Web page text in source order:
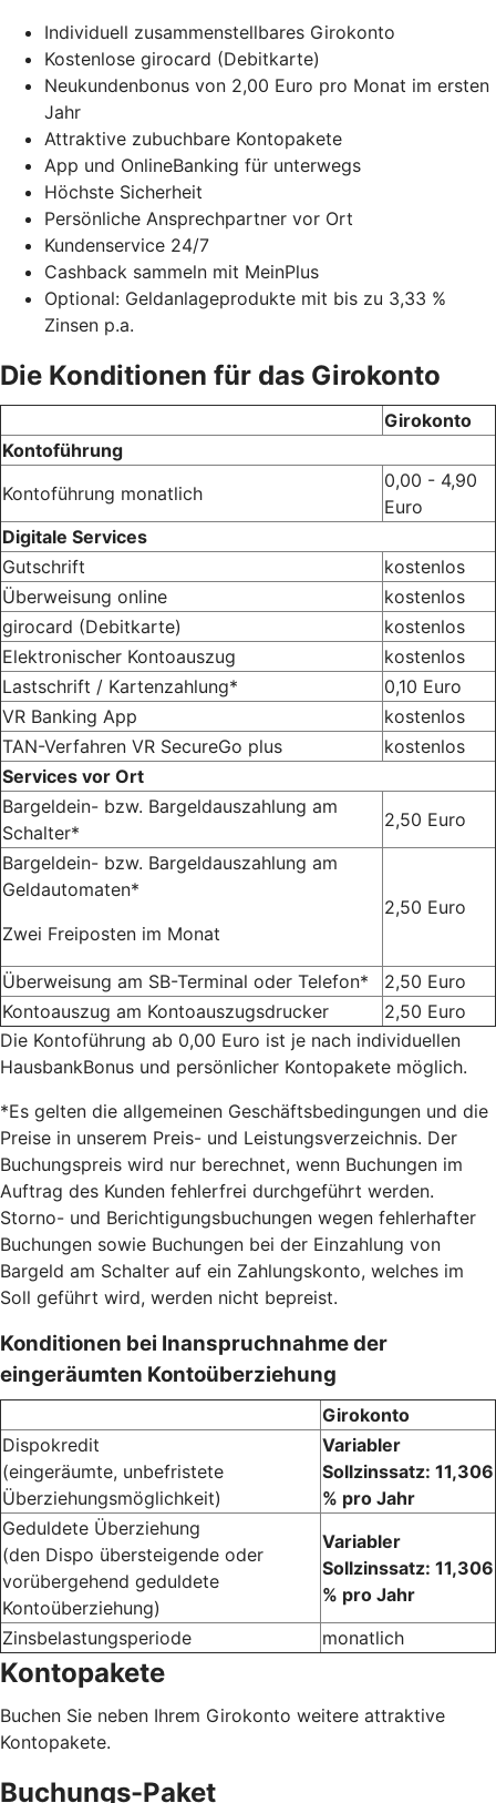
Individuell zusammenstellbares Girokonto
Kostenlose girocard (Debitkarte)
Neukundenbonus von 2,00 Euro pro Monat im ersten
Jahr
Attraktive zubuchbare Kontopakete
App und OnlineBanking für unterwegs
Höchste Sicherheit
Persönliche Ansprechpartner vor Ort
Kundenservice 24/7
Cashback sammeln mit MeinPlus
Optional: Geldanlageprodukte mit bis zu 3,33 %
Zinsen p.a.
Die Konditionen für das Girokonto
Girokonto
Kontoführung
Kontoführung monatlich
0,00 - 4,90
Euro
Digitale Services
Gutschrift
kostenlos
Überweisung online
kostenlos
girocard (Debitkarte)
kostenlos
Elektronischer Kontoauszug
kostenlos
Lastschrift / Kartenzahlung*
0,10 Euro
VR Banking App
kostenlos
TAN-Verfahren VR SecureGo plus
kostenlos
Services vor Ort
Bargeldein- bzw. Bargeldauszahlung am
Schalter*
2,50 Euro
Bargeldein- bzw. Bargeldauszahlung am
Geldautomaten*
Zwei Freiposten im Monat
2,50 Euro
Überweisung am SB-Terminal oder Telefon*
2,50 Euro
Kontoauszug am Kontoauszugsdrucker
2,50 Euro
Die Kontoführung ab 0,00 Euro ist je nach individuellen
HausbankBonus und persönlicher Kontopakete möglich.
*Es gelten die allgemeinen Geschäftsbedingungen und die
Preise in unserem Preis- und Leistungsverzeichnis. Der
Buchungspreis wird nur berechnet, wenn Buchungen im
Auftrag des Kunden fehlerfrei durchgeführt werden.
Storno- und Berichtigungsbuchungen wegen fehlerhafter
Buchungen sowie Buchungen bei der Einzahlung von
Bargeld am Schalter auf ein Zahlungskonto, welches im
Soll geführt wird, werden nicht bepreist.
Konditionen bei Inanspruchnahme der
eingeräumten Kontoüberziehung
Girokonto
Dispokredit
(eingeräumte, unbefristete
Überziehungsmöglichkeit)
Variabler
Sollzinssatz: 11,306
% pro Jahr
Geduldete Überziehung
(den Dispo übersteigende oder
vorübergehend geduldete
Kontoüberziehung)
Variabler
Sollzinssatz: 11,306
% pro Jahr
Zinsbelastungsperiode
monatlich
Kontopakete
Buchen Sie neben Ihrem Girokonto weitere attraktive
Kontopakete.
Buchungs-Paket